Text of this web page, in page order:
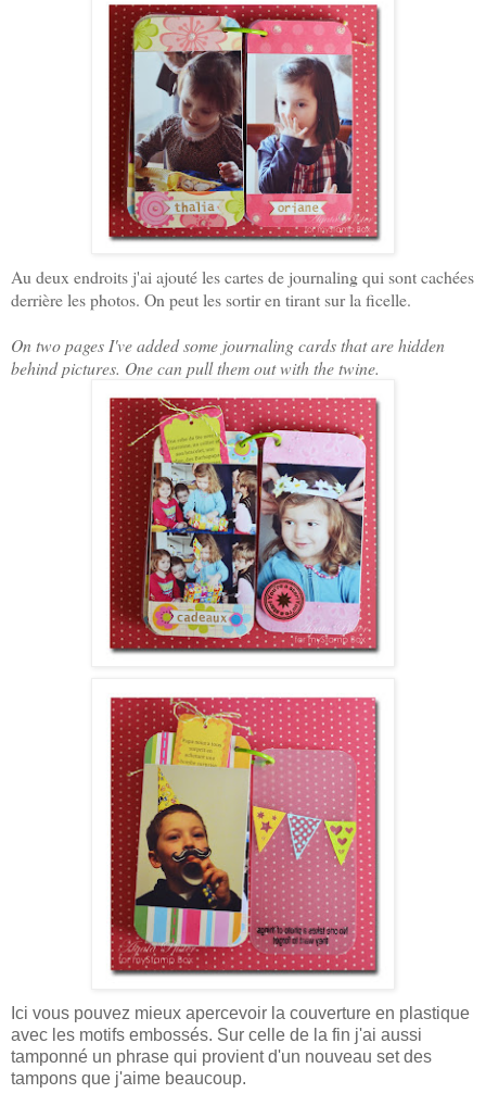
Au deux endroits j'ai ajouté les cartes de journaling qui sont cachées
derrière les photos. On peut les sortir en tirant sur la ficelle.
On two pages I've added some journaling cards that are hidden
behind pictures. One can pull them out with the twine.
Ici vous pouvez mieux apercevoir la couverture en plastique
avec les motifs embossés. Sur celle de la fin j'ai aussi
tamponné un phrase qui provient d'un nouveau set des
tampons que j'aime beaucoup.